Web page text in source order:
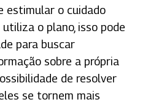
estimular o cuidado
o plano, isso pode
para buscar
sobre a própria
de resolver
se tornem mais